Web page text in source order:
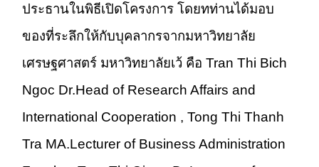
ประธานในพิธีเปิดโครงการ โดยทท่านได้มอบ
ของที่ระลึกให้กับบุคลากรจากมหาวิทยาลัย
เศรษฐศาสตร์ มหาวิทยาลัยเว้ คือ Tran Thi Bich
Ngoc Dr.Head of Research Affairs and
International Cooperation , Tong Thi Thanh
Tra MA.Lecturer of Business Administration